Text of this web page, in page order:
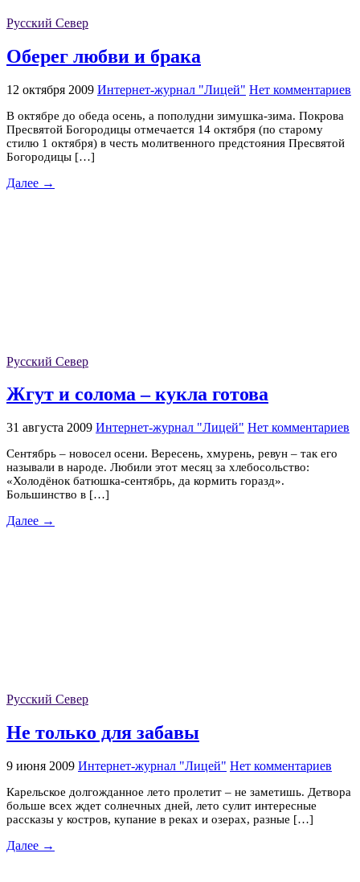
Русский Север
Оберег любви и брака
12 октября 2009 Интернет-журнал "Лицей" Нет комментариев
В октябре до обеда осень, а пополудни зимушка-зима. Покрова
Пресвятой Богородицы отмечается 14 октября (по старому
стилю 1 октября) в честь молитвенного предстояния Пресвятой
Богородицы […]
Далее →
Русский Север
Жгут и солома – кукла готова
31 августа 2009 Интернет-журнал "Лицей" Нет комментариев
Сентябрь – новосел осени. Вересень, хмурень, ревун – так его
называли в народе. Любили этот месяц за хлебосольство:
«Холодёнок батюшка-сентябрь, да кормить горазд».
Большинство в […]
Далее →
Русский Север
Не только для забавы
9 июня 2009 Интернет-журнал "Лицей" Нет комментариев
Карельское долгожданное лето пролетит – не заметишь. Детвора
больше всех ждет солнечных дней, лето сулит интересные
рассказы у костров, купание в реках и озерах, разные […]
Далее →